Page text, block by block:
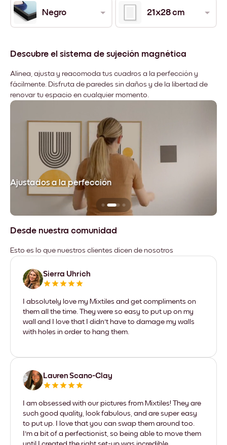
Negro 21x28 cm
Descubre el sistema de sujeción magnética
Alinea, ajusta y reacomoda tus cuadros a la perfección y
fácilmente. Disfruta de paredes sin daños y de la libertad de
renovar tu espacio en cualquier momento.
Ajustados a la perfección
Desde nuestra comunidad
Esto es lo que nuestros clientes dicen de nosotros
Sierra Uhrich
I absolutely love my Mixtiles and get compliments on
them all the time. They were so easy to put up on my
wall and I love that I didn't have to damage my walls
with holes in order to hang them.
Lauren Scano-Clay
I am obsessed with our pictures from Mixtiles! They are
such good quality, look fabulous, and are super easy
to put up. I love that you can swap them around too.
I'm a bit of a perfectionist, so being able to move them